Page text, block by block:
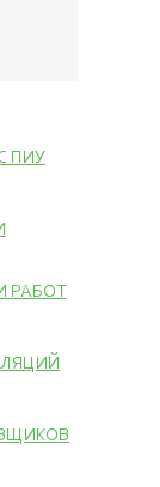
ПИУ
РАБОТ